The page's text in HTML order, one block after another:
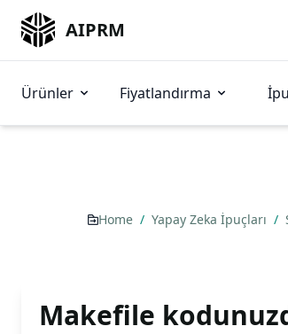
AIPRM
Ürünler Fiyatlandırma
Home / Yapay Zeka İpuçları /
Makefile